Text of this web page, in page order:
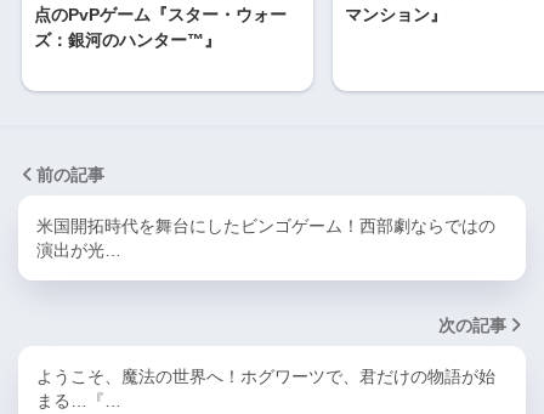
点のPvPゲーム『スター・ウォー
ズ：銀河のハンター™』
マンション』
前の記事
米国開拓時代を舞台にしたビンゴゲーム！西部劇ならではの
演出が光…
次の記事
ようこそ、魔法の世界へ！ホグワーツで、君だけの物語が始
まる…『…